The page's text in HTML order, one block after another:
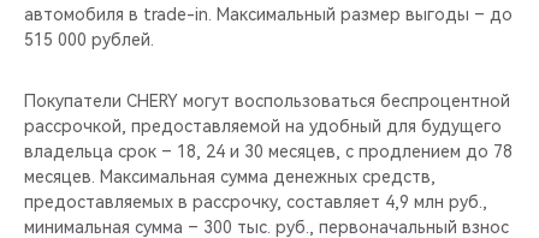
автомобиля в trade-in. Максимальный размер выгоды – до
515 000 рублей.
Покупатели CHERY могут воспользоваться беспроцентной
рассрочкой, предоставляемой на удобный для будущего
владельца срок – 18, 24 и 30 месяцев, с продлением до 78
месяцев. Максимальная сумма денежных средств,
предоставляемых в рассрочку, составляет 4,9 млн руб.,
минимальная сумма – 300 тыс. руб., первоначальный взнос